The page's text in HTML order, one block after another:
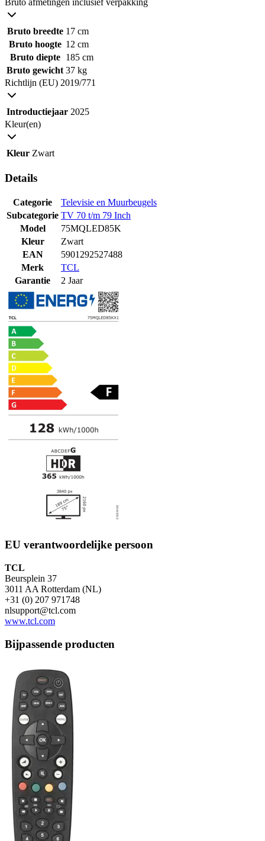
Bruto afmetingen inclusief verpakking
Bruto breedte 17 cm
Bruto hoogte 12 cm
Bruto diepte
185 cm
Bruto gewicht 37 kg
Richtlijn (EU) 2019/771
Introductiejaar 2025
Kleur(en)
Kleur Zwart
Details
Categorie
Televisie en Muurbeugels
Subcategorie TV 70 t/m 79 Inch
Model
75MQLED85K
Kleur
Zwart
EAN
5901292527488
Merk
TCL
Garantie
2 Jaar
EU verantwoordelijke persoon
TCL
Beursplein 37
3011 AA Rotterdam (NL)
+31 (0) 207 971748
nlsupport@tcl.com
www.tcl.com
Bijpassende producten